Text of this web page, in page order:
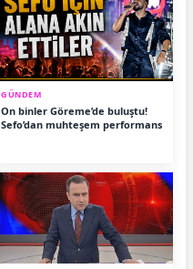
GÜNDEM
On binler Göreme’de buluştu!
Sefo’dan muhteşem performans